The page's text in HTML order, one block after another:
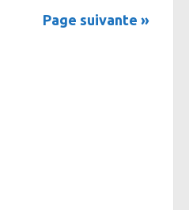
Page suivante »